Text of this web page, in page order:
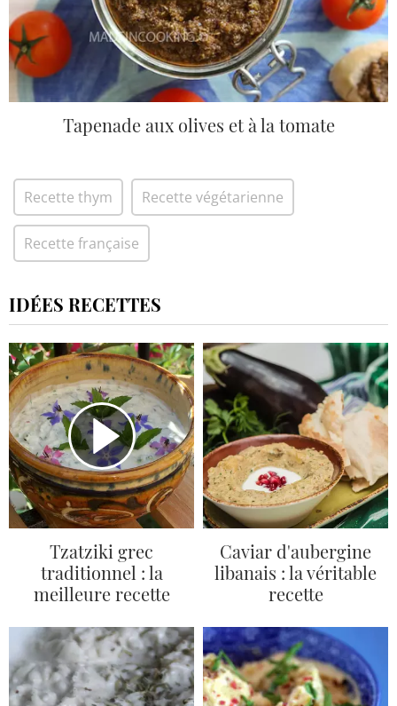
Tapenade aux olives et à la tomate
Recette thym Recette végétarienne
Recette française
IDÉES RECETTES
Tzatziki grec
traditionnel : la
meilleure recette
Caviar d'aubergine
libanais : la véritable
recette